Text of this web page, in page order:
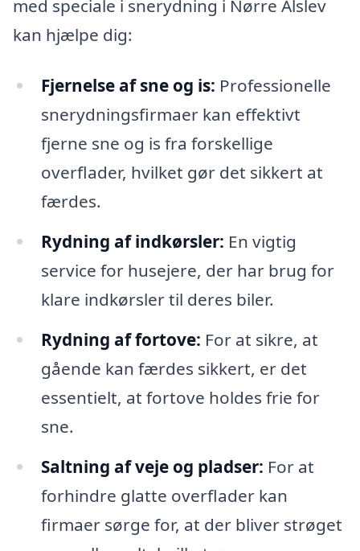
med speciale i snerydning i Nørre Alslev
kan hjælpe dig:
Fjernelse af sne og is: Professionelle
snerydningsfirmaer kan effektivt
fjerne sne og is fra forskellige
overflader, hvilket gør det sikkert at
færdes.
Rydning af indkørsler: En vigtig
service for husejere, der har brug for
klare indkørsler til deres biler.
Rydning af fortove: For at sikre, at
gående kan færdes sikkert, er det
essentielt, at fortove holdes frie for
sne.
Saltning af veje og pladser: For at
forhindre glatte overflader kan
firmaer sørge for, at der bliver strøget